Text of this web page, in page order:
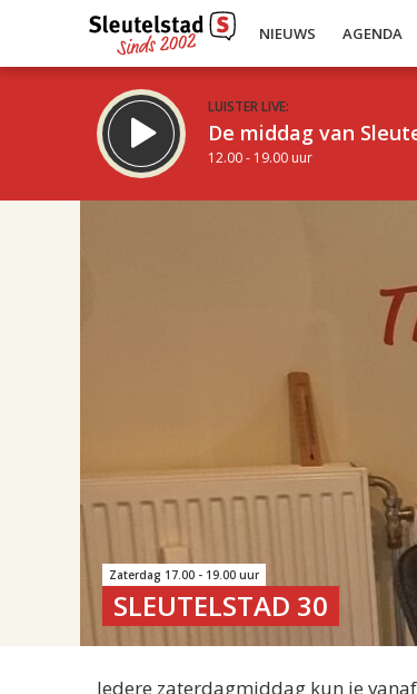
NIEUWS AGENDA
LUISTER LIVE:
De middag van
12.00 - 19.00 uur
Zaterdag 17.00 - 19.00 uur
SLEUTELSTAD 30
Iedere zaterdagmiddag kun je